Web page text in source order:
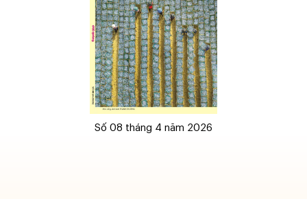
Số 08 tháng 4 năm 2026